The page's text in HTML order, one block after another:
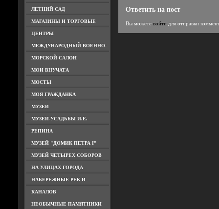
ЛЕТНИЙ САД
МАГАЗИНЫ И ТОРГОВЫЕ
ЦЕНТРЫ
МЕЖДУНАРОДНЫЙ ВОЕННО-
МОРСКОЙ САЛОН
МОИ ВНУЧАТА
МОСТЫ
МОЯ ГРАЖДАНКА
МУЗЕИ
МУЗЕИ-УСАДЬБЫ И.Е.
РЕПИНА
МУЗЕЙ "ДОМИК ПЕТРА I"
МУЗЕЙ ЧЕТЫРЕХ СОБОРОВ
НА УЛИЦАХ ГОРОДА
НАБЕРЕЖНЫЕ РЕК И
КАНАЛОВ
НЕОБЫЧНЫЕ ПАМЯТНИКИ
Ответить на пост
Вы можете войтидля отправки